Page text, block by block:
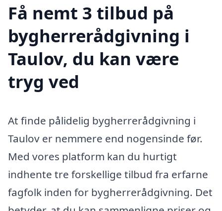
Få nemt 3 tilbud på
bygherrerådgivning i
Taulov, du kan være
tryg ved
At finde pålidelig bygherrerådgivning i
Taulov er nemmere end nogensinde før.
Med vores platform kan du hurtigt
indhente tre forskellige tilbud fra erfarne
fagfolk inden for bygherrerådgivning. Det